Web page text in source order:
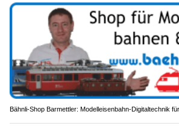
Bähnli-Shop Barmettler: Modelleisenbahn-Digitaltechnik